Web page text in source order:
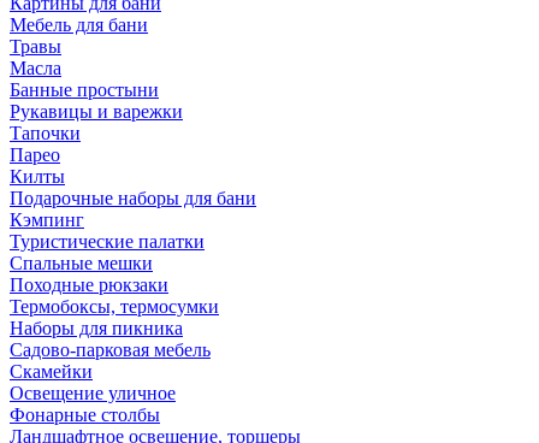
Мебель для бани
Травы
Масла
Банные простыни
Рукавицы и варежки
Тапочки
Парео
Килты
Подарочные наборы для бани
Кэмпинг
Туристические палатки
Спальные мешки
Походные рюкзаки
Термобоксы, термосумки
Наборы для пикника
Садово-парковая мебель
Скамейки
Освещение уличное
Фонарные столбы
Ландшафтное освещение, торшеры